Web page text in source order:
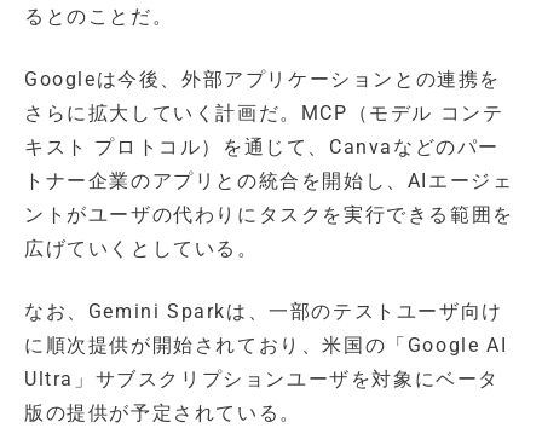
るとのことだ。
Googleは今後、外部アプリケーションとの連携を
さらに拡大していく計画だ。MCP（モデル コンテ
キスト プロトコル）を通じて、Canvaなどのパー
トナー企業のアプリとの統合を開始し、AIエージェ
ントがユーザの代わりにタスクを実行できる範囲を
広げていくとしている。
なお、Gemini Sparkは、一部のテストユーザ向け
に順次提供が開始されており、米国の「Google AI
Ultra」サブスクリプションユーザを対象にベータ
版の提供が予定されている。